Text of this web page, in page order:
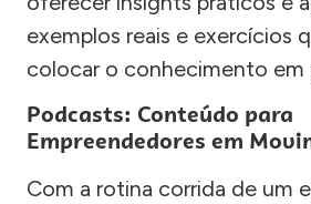
exemplos reais e exercícios
colocar o conhecimento em
Podcasts: Conteúdo para
Empreendedores em
Com a rotina corrida de um